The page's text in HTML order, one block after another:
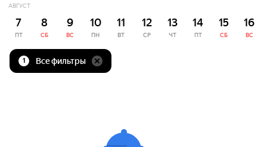
АВГУСТ
7
ПТ
8
СБ
9
ВС
10
ПН
11
ВТ
12
СР
13
ЧТ
14
ПТ
15
СБ
16
ВС
1 Все фильтры